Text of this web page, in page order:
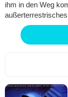
ihm in den Weg